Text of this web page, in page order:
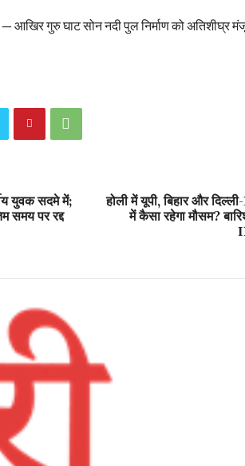
आखिर गुरु घाट सोन नदी पुल निर्माण को अतिशीघ्र
युवक सदमे में;
समय पर रद्द
होली में यूपी, बिहार और
में कैसा रहेगा मौसम?